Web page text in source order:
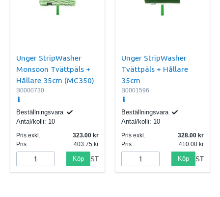
Unger StripWasher
Monsoon Tvättpäls +
Hållare 35cm (MC350)
B0000730
Beställningsvara
Antal/kolli: 10
Pris exkl.
323.00
Pris
403.75
Köp ST
Unger StripWasher
Tvättpäls + Hållare
35cm
B0001596
Beställningsvara
Antal/kolli: 10
Pris exkl.
328.00
Pris
410.00
Köp ST